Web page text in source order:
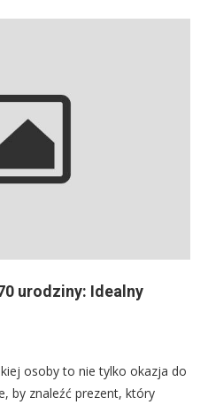
urodziny: Idealny
osoby to nie tylko okazja do
by znaleźć prezent, który